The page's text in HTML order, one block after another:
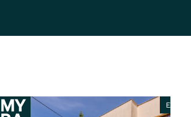
Exkluzívna ponuka